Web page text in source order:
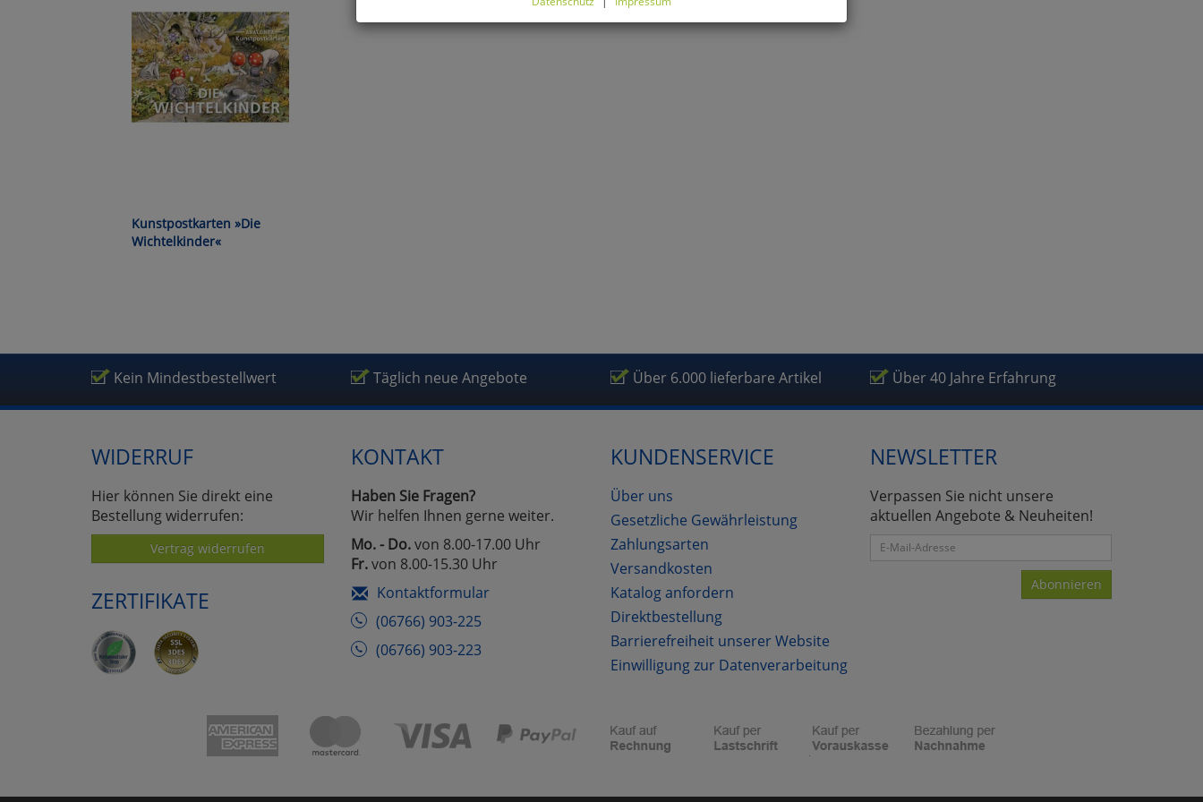
Kunstpostkarten »Die
Wichtelkinder«
Kein Mindestbestellwert Täglich neue Angebote Über 6.000 lieferbare Artikel Über 40 Jahre Erfahrung
WIDERRUF
Hier können Sie direkt eine
Bestellung widerrufen:
Vertrag widerrufen
ZERTIFIKATE
KONTAKT
Haben Sie Fragen?
Wir helfen Ihnen gerne weiter.
Mo. - Do.von 8.00-17.00 Uhr
Fr.von 8.00-15.30 Uhr
Kontaktformular
(06766) 903-225
(06766) 903-223
KUNDENSERVICE
Über uns
Gesetzliche Gewährleistung
Zahlungsarten
Versandkosten
Katalog anfordern
Direktbestellung
Barrierefreiheit unserer Website
Einwilligung zur Datenverarbeitung
NEWSLETTER
Verpassen Sie nicht unsere
aktuellen Angebote & Neuheiten!
Abonnieren
Cookies ablehnen, wird Ihr Besuch nur mit zwingend notwendigen Cookies
Umfragetools
Cookies
Alle Akzeptieren Cookies
Einstellungen speichern
zurückzu Haupptseite Zustimmung Datenverarbeitung (Seitenende)